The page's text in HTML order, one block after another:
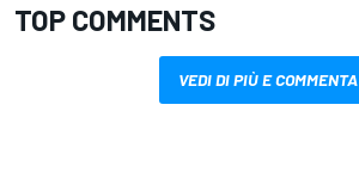
TOP COMMENTS
VEDI DI PIÙ E COMMENTA